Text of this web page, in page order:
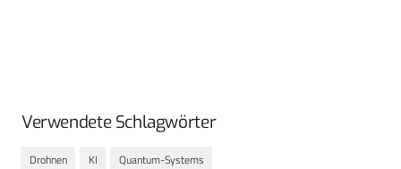
Verwendete Schlagwörter
Drohnen KI Quantum-Systems